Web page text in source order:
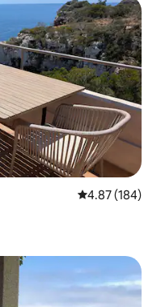
レビュー184
4.87 (184)